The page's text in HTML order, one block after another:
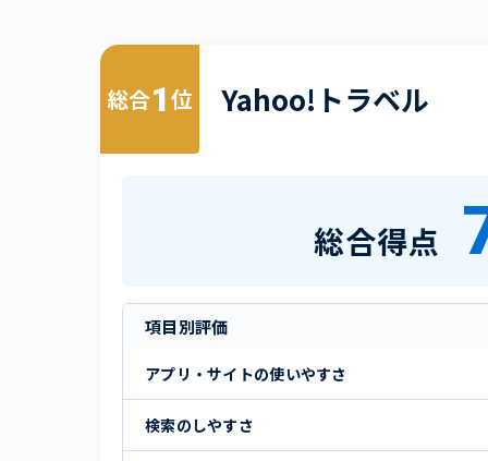
総合1位 Yahoo!トラベル
総合得点
項目別評価
アプリ・サイトの使いやすさ
検索のしやすさ